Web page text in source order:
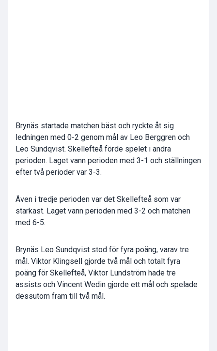
Brynäs startade matchen bäst och ryckte åt sig
ledningen med 0-2 genom mål av Leo Berggren och
Leo Sundqvist. Skellefteå förde spelet i andra
perioden. Laget vann perioden med 3-1 och ställningen
efter två perioder var 3-3.
Även i tredje perioden var det Skellefteå som var
starkast. Laget vann perioden med 3-2 och matchen
med 6-5.
Brynäs Leo Sundqvist stod för fyra poäng, varav tre
mål. Viktor Klingsell gjorde två mål och totalt fyra
poäng för Skellefteå, Viktor Lundström hade tre
assists och Vincent Wedin gjorde ett mål och spelade
dessutom fram till två mål.